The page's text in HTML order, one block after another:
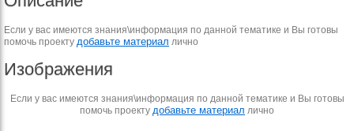
Если у вас имеются знания\информация по данной тематике и Вы готовы
помочь проекту добавьте материал лично
Изображения
Если у вас имеются знания\информация по данной тематике и Вы готовы
помочь проекту добавьте материал лично